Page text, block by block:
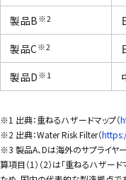
製品B※2
製品C※2
製品D※1
※1 出典：重ねるハザードマップ（
※2 出典：Water Risk Filter（
※3 製品A、Dは海外のサプライヤ
算項目（1）（2）は「重ねるハザー